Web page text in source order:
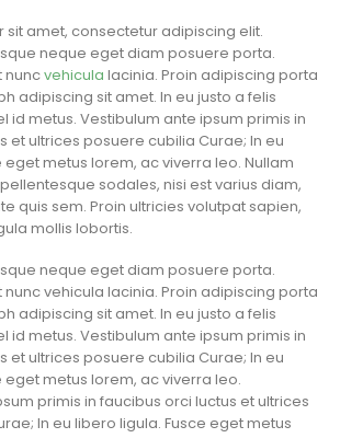
sit amet, consectetur adipiscing elit.
neque eget diam posuere porta.
nuncvehicula lacinia. Proin adipiscing porta
adipiscing sit amet. In eu justo a felis
id metus. Vestibulum ante ipsum primis in
et ultrices posuere cubilia Curae; In eu
eget metus lorem, ac viverra leo. Nullam
sodales, nisi est varius diam,
quis sem. Proin ultricies volutpat sapien,
mollis lobortis.
neque eget diam posuere porta.
nunc vehicula lacinia. Proin adipiscing porta
adipiscing sit amet. In eu justo a felis
id metus. Vestibulum ante ipsum primis in
et ultrices posuere cubilia Curae; In eu
eget metus lorem, ac viverra leo.
primis in faucibus orci luctus et ultrices
In eu libero ligula. Fusce eget metus